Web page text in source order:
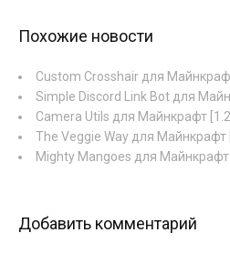
Похожие новости
Custom Crosshair для
Simple Discord Link Bot для
Camera Utils для Майнкрафт
The Veggie Way для Майнкрафт
Mighty Mangoes для Майнкрафт
Добавить комментарий